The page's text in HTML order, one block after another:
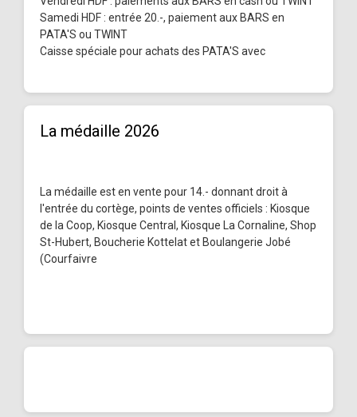
Samedi HDF : entrée 20.-, paiement aux BARS en
PATA'S ou TWINT
Caisse spéciale pour achats des PATA'S avec
La médaille 2026
La médaille est en vente pour 14.- donnant droit à
l'entrée du cortège, points de ventes officiels : Kiosque
de la Coop, Kiosque Central, Kiosque La Cornaline, Shop
St-Hubert, Boucherie Kottelat et Boulangerie Jobé
(Courfaivre